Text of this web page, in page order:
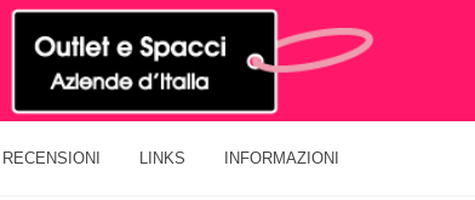
RECENSIONI LINKS INFORMAZIONI